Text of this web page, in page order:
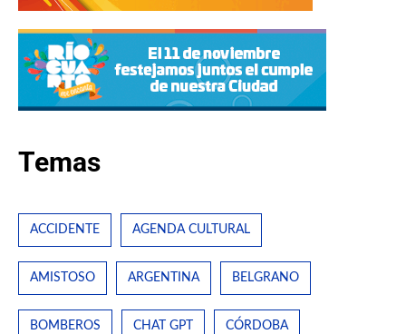
Temas
ACCIDENTE AGENDA CULTURAL
AMISTOSO ARGENTINA BELGRANO
BOMBEROS CHAT GPT CÓRDOBA